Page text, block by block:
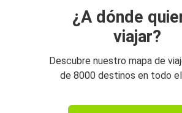
¿A dónde
viajar?
Descubre nuestro mapa de
de 8000 destinos en todo el